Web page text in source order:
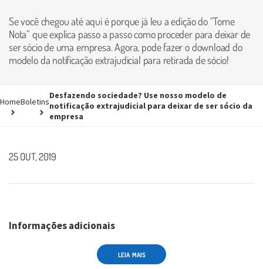
Se você chegou até aqui é porque já leu a edição do “Tome
Nota” que explica passo a passo como proceder para deixar de
ser sócio de uma empresa. Agora, pode fazer o download do
modelo da notificação extrajudicial para retirada de sócio!
HomeBoletins
Desfazendo sociedade? Use nosso modelo de
notificação extrajudicial para deixar de ser sócio da
empresa
25 OUT, 2019
Informações adicionais
LEIA MAIS